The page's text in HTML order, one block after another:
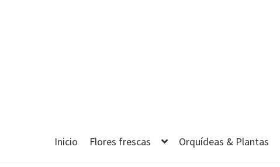
Inicio Flores frescas Orquídeas & Plantas